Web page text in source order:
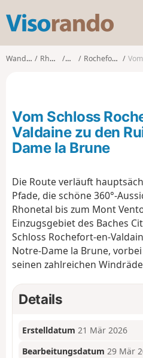
s
o
Wanderungen Rhône-Alpes DrômeRochefort-en-Valdaine Vom
Vom Schloss
Valdaine zu den
Dame la Brune
Die Route verläuft
Pfade, die schöne 360°-
Rhonetal bis zum Mont
Einzugsgebiet des Baches
Schloss Rochefort-en-
Notre-Dame la Brune,
seinen zahlreichen
Details
Erstelldatum 21 Mär 2026
Bearbeitungsdatum 29 Mär